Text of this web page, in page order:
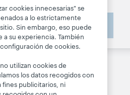
your inbox.
Subscribe now
Comuníquese con
nosotros
Acerca
Acerca de OCLC
Carreras
cookies innecesarias" se
a lo estrictamente
Sin embargo, eso puede
su experiencia. También
de cookies.
utilizan cookies de
los datos recogidos con
publicitarios, ni